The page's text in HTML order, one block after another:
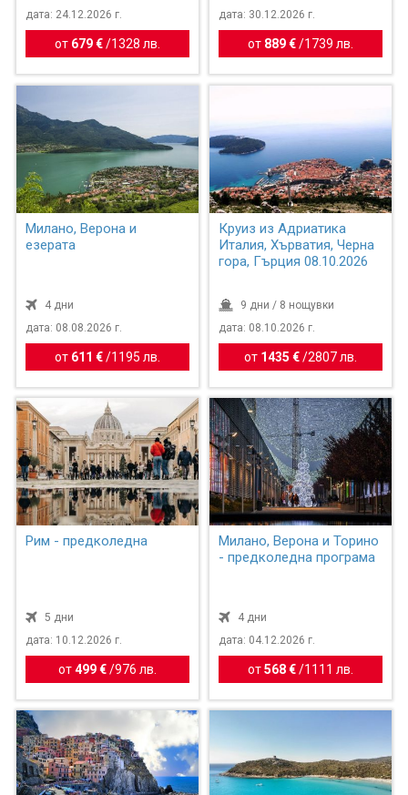
дата: 24.12.2026 г.
от 679 € / 1328 лв.
дата: 30.12.2026 г.
от 889 €/ 1739 лв.
Милано, Верона и
езерата
4 дни
дата: 08.08.2026 г.
от 611 € / 1195 лв.
Круиз из Адриатика
Италия, Хърватия, Черна
гора, Гърция 08.10.2026
9 дни / 8 нощувки
дата: 08.10.2026 г.
от 1435 €/2807 лв.
Рим - предколедна
5 дни
дата: 10.12.2026 г.
от499 € /976 лв.
Милано, Верона и Торино
- предколедна програма
4 дни
дата: 04.12.2026 г.
от568 €/ 1111 лв.